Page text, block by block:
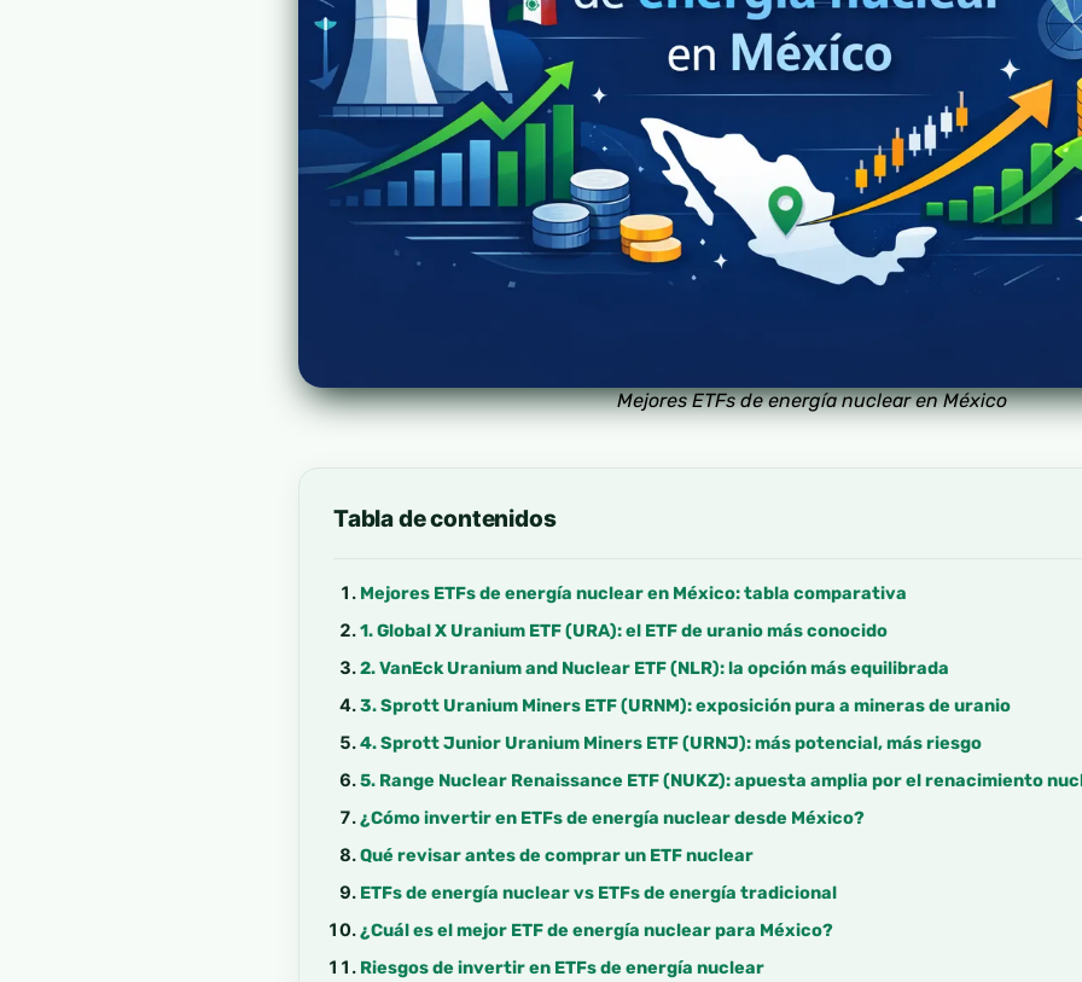
Mejores ETFs de energía nuclear en México
Tabla de contenidos
Mejores ETFs de energía nuclear en México: tabla comparativa
1. Global X Uranium ETF (URA): el ETF de uranio más conocido
2. VanEck Uranium and Nuclear ETF (NLR): la opción más equilibrada
3. Sprott Uranium Miners ETF (URNM): exposición pura a mineras de uranio
4. Sprott Junior Uranium Miners ETF (URNJ): más potencial, más riesgo
5. Range Nuclear Renaissance ETF (NUKZ): apuesta amplia por el renacimiento
¿Cómo invertir en ETFs de energía nuclear desde México?
Qué revisar antes de comprar un ETF nuclear
ETFs de energía nuclear vs ETFs de energía tradicional
¿Cuál es el mejor ETF de energía nuclear para México?
Riesgos de invertir en ETFs de energía nuclear